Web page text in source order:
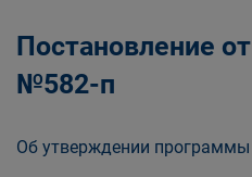
Постановление
№582-п
Об утверждении